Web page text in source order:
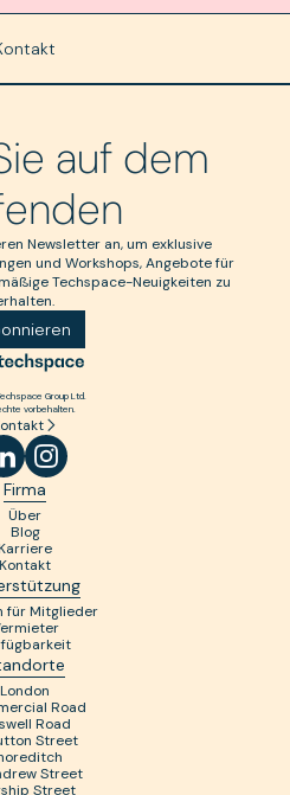
auf dem
Newsletter an, um exklusive
und Workshops, Angebote für
Techspace-Neuigkeiten zu
Group Ltd.
vorbehalten.
Firma
Über
Blog
Kontakt
für Mitglieder
London
Road
Road
Street
Street
Street